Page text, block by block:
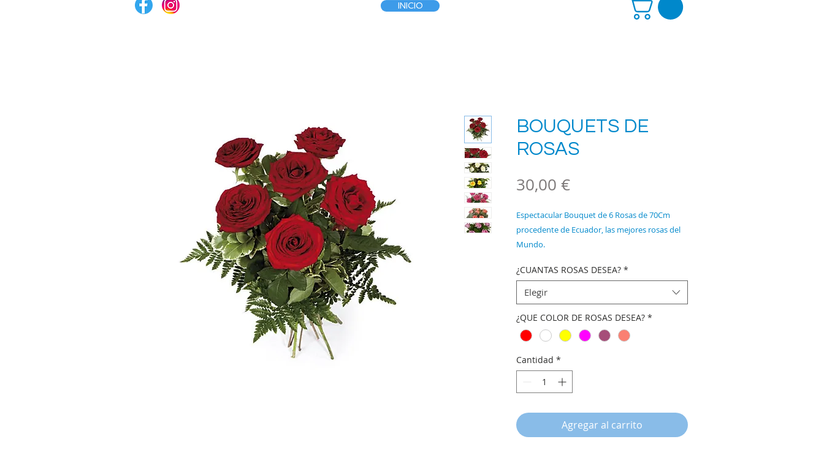
INICIO
BOUQUETS DE
ROSAS
30,00 €Precio
Espectacular Bouquet de 6 Rosas de 70Cm
procedente de Ecuador, las mejores rosas del
Mundo.
Rosas.
Varios colores a elejir.
¿CUANTAS ROSAS DESEA? *
Elegir
¿QUE COLOR DE ROSAS DESEA? *
Cantidad *
Agregar al carrito